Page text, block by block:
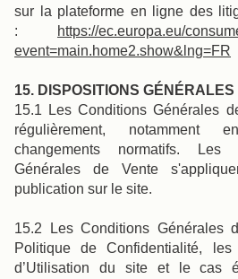
sur la plateforme en ligne des
:
https://ec.europa.eu/
event=main.home2.show&lng=FR
15. DISPOSITIONS GÉNÉRALES
15.1 Les Conditions Générales
régulièrement, notamment
changements normatifs. Les
Générales de Vente
publication sur le site.
15.2 Les Conditions Générales
Politique de Confidentialité, les
d’Utilisation du site et le cas